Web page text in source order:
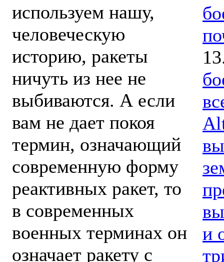
используем нашу,
человеческую
историю, ракеты
ничуть из нее не
выбиваются. А если
вам не дает покоя
термин, означающий
современную форму
реактивных ракет, то
в современных
военных терминах он
означает ракету с
и